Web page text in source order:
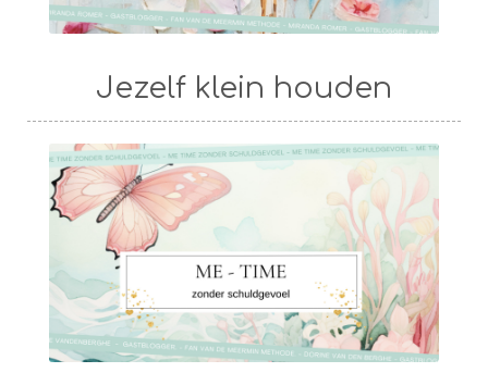
Jezelf klein houden